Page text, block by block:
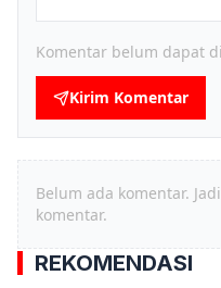
Komentar belum dapat
Kirim Komentar
Belum ada komentar.
komentar.
REKOMENDASI